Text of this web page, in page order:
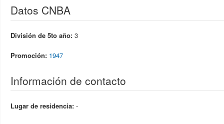
Datos CNBA
División de 5to año: 3
Promoción: 1947
Información de contacto
Lugar de residencia: -